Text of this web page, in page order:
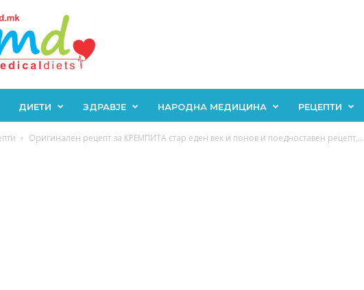
ДИЕТИ ЗДРАВЈЕ НАРОДНА МЕДИЦИНА РЕЦЕПТИ
Оригинален рецепт за КРЕМПИТА стар еден век и понов и поедноставен рецепт,...